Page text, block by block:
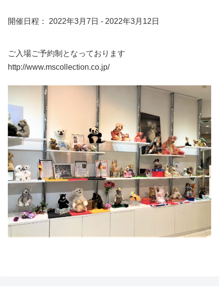
開催日程： 2022年3月7日 - 2022年3月12日
ご入場ご予約制となっております
http://www.mscollection.co.jp/